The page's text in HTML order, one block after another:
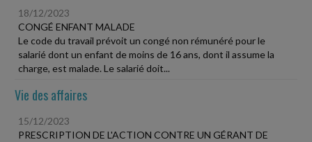
18/12/2023
CONGÉ ENFANT MALADE
Le code du travail prévoit un congé non rémunéré pour le
salarié dont un enfant de moins de 16 ans, dont il assume la
charge, est malade. Le salarié doit...
Vie des affaires
15/12/2023
PRESCRIPTION DE L'ACTION CONTRE UN GÉRANT DE